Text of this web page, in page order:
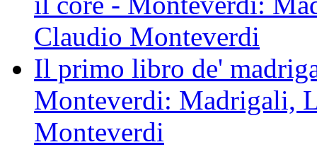
Claudio Monteverdi
Il primo libro de'
Monteverdi: Madrigali,
Monteverdi